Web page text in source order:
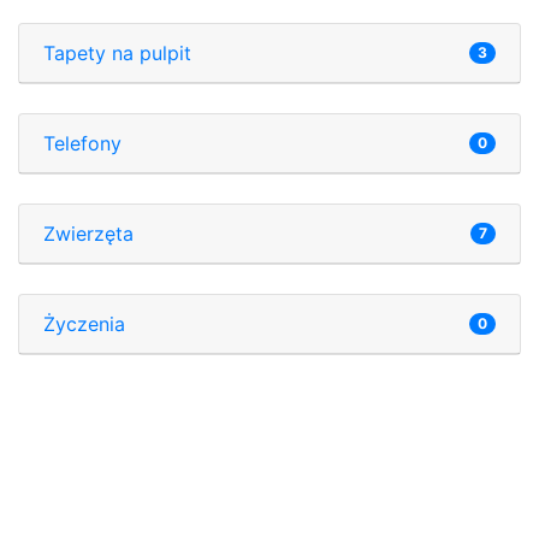
Tapety na pulpit 3
Telefony 0
Zwierzęta 7
Życzenia 0